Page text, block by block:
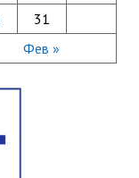
Фев »
31